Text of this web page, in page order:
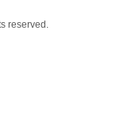
reserved.